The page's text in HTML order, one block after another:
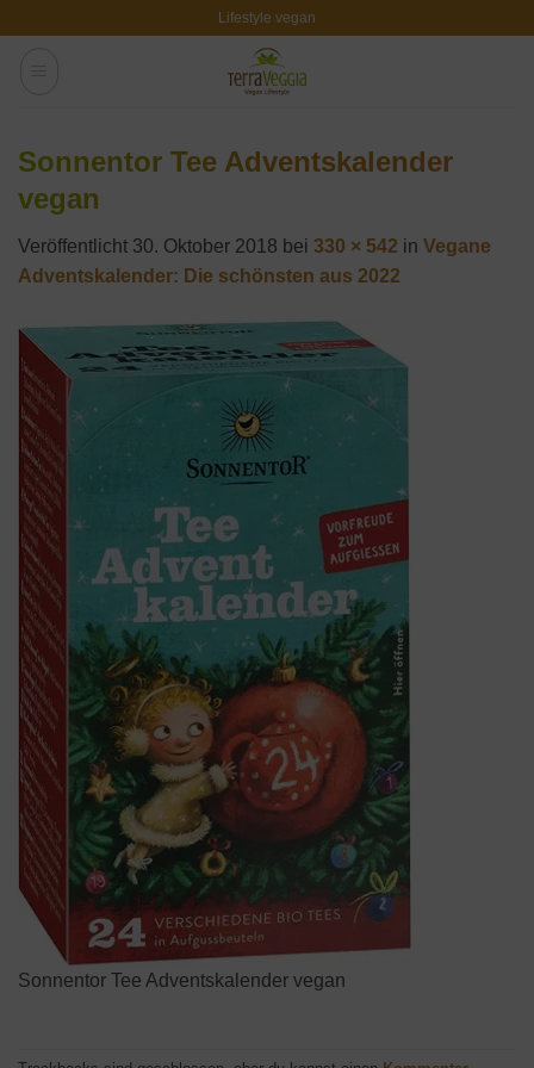
Lifestyle vegan
Sonnentor Tee Adventskalender
vegan
Veröffentlicht 30. Oktober 2018 bei 330 × 542 in Vegane
Adventskalender: Die schönsten aus 2022
Sonnentor Tee Adventskalender vegan